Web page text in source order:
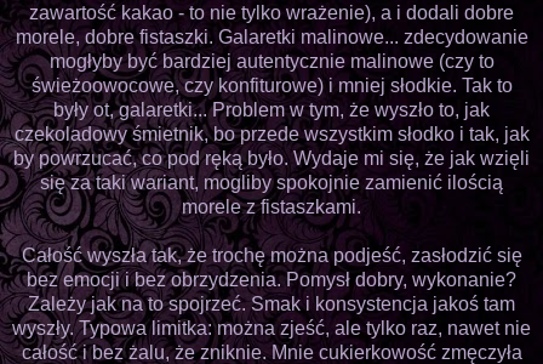
zawartość kakao - to nie tylko wrażenie), a i dodali dobre
morele, dobre fistaszki. Galaretki malinowe... zdecydowanie
mogłyby być bardziej autentycznie malinowe (czy to
świeżoowocowe, czy konfiturowe) i mniej słodkie. Tak to
były ot, galaretki... Problem w tym, że wyszło to, jak
czekoladowy śmietnik, bo przede wszystkim słodko i tak, jak
by powrzucać, co pod ręką było. Wydaje mi się, że jak wzięli
się za taki wariant, mogliby spokojnie zamienić ilością
morele z fistaszkami.
Całość wyszła tak, że trochę można podjeść, zasłodzić się
bez emocji i bez obrzydzenia. Pomysł dobry, wykonanie?
Zależy jak na to spojrzeć. Smak i konsystencja jakoś tam
wyszły. Typowa limitka: można zjeść, ale tylko raz, nawet nie
całość i bez żalu, że zniknie. Mnie cukierkowość zmęczyła